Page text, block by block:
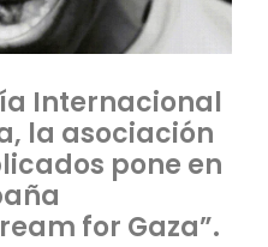
Internacional
la asociación
pone en
for Gaza”.